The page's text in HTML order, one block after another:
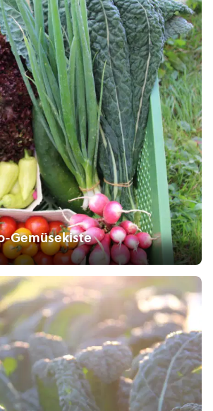
Gemüsekiste